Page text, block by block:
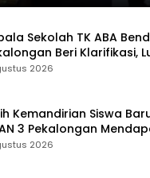
Sekolah TK ABA
Beri Klarifikasi,
Revitalisasi
2026
Kemandirian Siswa
3 Pekalongan
Respon Positif Orang
2026